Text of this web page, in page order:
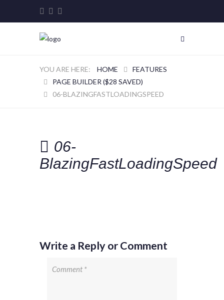
HOME
FEATURES
PAGE BUILDER ($28 SAVED)
06-BLAZINGFASTLOADINGSPEED
06-
BlazingFastLoadingSpeed
Write a Reply or Comment